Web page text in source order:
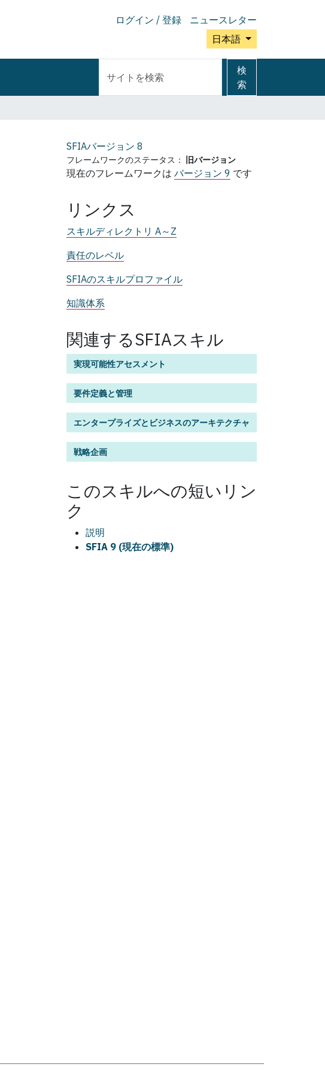
ログイン / 登録
ニュースレター
日本語
イ
ト
検
索
細
検
SFIAバージョン 8
フレームワークのステータス： 旧バージョン
現在のフレームワークは バージョン 9 です
リンクス
スキルディレクトリ A～Z
責任のレベル
SFIAのスキルプロファイル
知識体系
関連するSFIAスキル
実現可能性アセスメント
要件定義と管理
エンタープライズとビジネスのアーキテクチャ
戦略企画
このスキルへの短いリン
ク
説明
SFIA 9 (現在の標準)